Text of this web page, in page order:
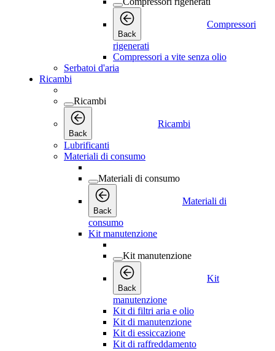
Back
Compressori
rigenerati
Compressori a vite senza olio
Serbatoi d'aria
Ricambi
Ricambi
Back
Ricambi
Lubrificanti
Materiali di consumo
Materiali di consumo
Back
Materiali di
consumo
Kit manutenzione
Kit manutenzione
Back
Kit
manutenzione
Kit di filtri aria e olio
Kit di manutenzione
Kit di essiccazione
Kit di raffreddamento